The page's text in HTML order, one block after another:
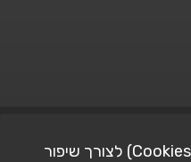
אתר זה משתמש בעוגיות (Cookies) לצורך שיפור